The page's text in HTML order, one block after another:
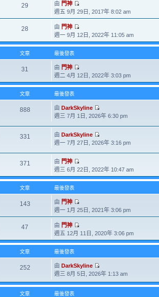
29 由 門神
週五 9月 29日, 2017年 8:02 am
28 由 門神
週一 9月 12日, 2022年 11:05 am
文章 最後發表
31 由 門神
週二 4月 12日, 2022年 3:03 pm
文章 最後發表
888 由DarkSkyline
週三 7月 1日, 2026年 6:30 pm
331 由DarkSkyline
週一 7月 27日, 2026年 3:16 pm
371 由 門神
週三 6月 22日, 2022年 10:47 am
文章 最後發表
143 由 門神
週一 1月 25日, 2021年 3:06 pm
47 由 門神
週五 12月 11日, 2020年 3:06 pm
文章 最後發表
252 由DarkSkyline
週三 8月 5日, 2026年 1:13 am
文章 最後發表